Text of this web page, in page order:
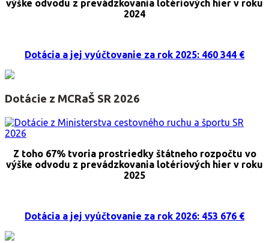
výške odvodu z prevádzkovania lotériových hier v roku
2024
Dotácia a jej vyúčtovanie za rok 2025: 460 344 €
Dotácie z MCRaŠ SR 2026
Z toho 67% tvoria prostriedky štátneho rozpočtu vo
výške odvodu z prevádzkovania lotériových hier v roku
2025
Dotácia a jej vyúčtovanie za rok 2026: 453 676 €